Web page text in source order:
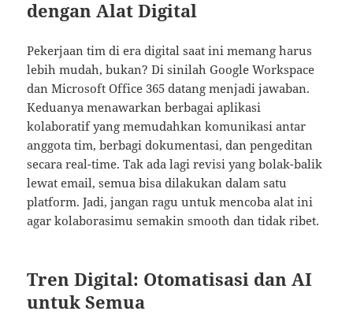
dengan Alat Digital
Pekerjaan tim di era digital saat ini memang harus
lebih mudah, bukan? Di sinilah Google Workspace
dan Microsoft Office 365 datang menjadi jawaban.
Keduanya menawarkan berbagai aplikasi
kolaboratif yang memudahkan komunikasi antar
anggota tim, berbagi dokumentasi, dan pengeditan
secara real-time. Tak ada lagi revisi yang bolak-balik
lewat email, semua bisa dilakukan dalam satu
platform. Jadi, jangan ragu untuk mencoba alat ini
agar kolaborasimu semakin smooth dan tidak ribet.
Tren Digital: Otomatisasi dan AI
untuk Semua